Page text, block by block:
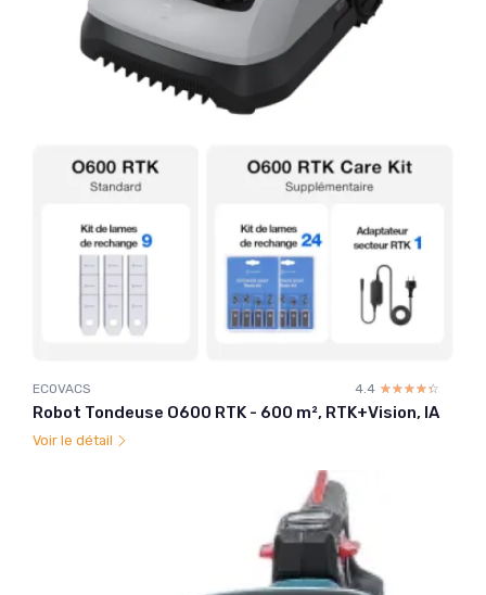
ECOVACS 4.4 ☆☆☆☆☆
★★★★★
Robot Tondeuse O600 RTK - 600 m², RTK+Vision, IA
Voir le détail